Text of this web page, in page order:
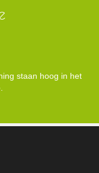
staan hoog in het